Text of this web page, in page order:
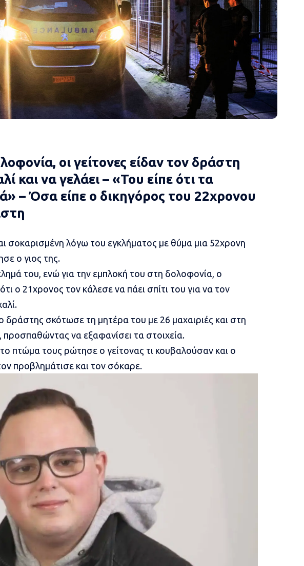
οι γείτονες είδαν τον δράστη
και να γελάει – «Του είπε ότι τα
– Όσα είπε ο δικηγόρος του 22χρονου
σοκαρισμένη λόγω του εγκλήματος με θύμα μια 52χρονη
ο γιος της.
του, ενώ για τηνεμπλοκή του στη δολοφονία, ο
ο 21χρονος τον κάλεσε να πάει σπίτι του για να τον
σκότωσε τη μητέρα του με 26 μαχαιριές και στη
προσπαθώντας να εξαφανίσει τα στοιχεία.
πτώμα τους ρώτησε ο γείτονας τι κουβαλούσαν και ο
προβλημάτισε και τον σόκαρε.